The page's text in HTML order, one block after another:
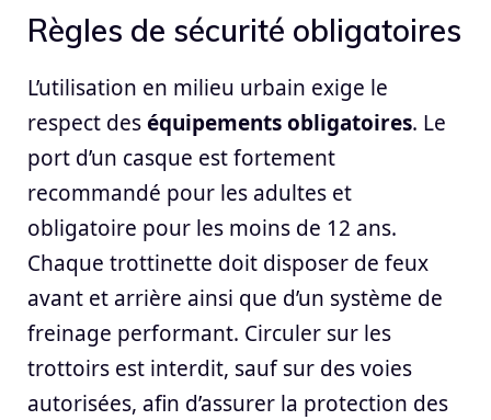
Règles de sécurité obligatoires
L’utilisation en milieu urbain exige le
respect deséquipements obligatoires. Le
port d’un casque est fortement
recommandé pour les adultes et
obligatoire pour les moins de 12 ans.
Chaque trottinette doit disposer de feux
avant et arrière ainsi que d’un système de
freinage performant. Circuler sur les
trottoirs est interdit, sauf sur des voies
autorisées, afin d’assurer la protection des